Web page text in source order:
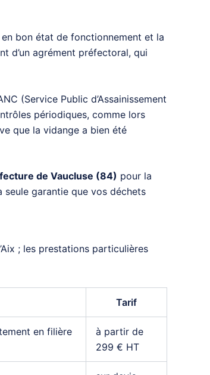
bon état de fonctionnement et la
d’un agrément préfectoral, qui
(Service Public d’Assainissement
périodiques, comme lors
que la vidange a bien été
de Vaucluse (84) pour la
seule garantie que vos déchets
; les prestations particulières
Tarif
en filière
à partir de
299 € HT